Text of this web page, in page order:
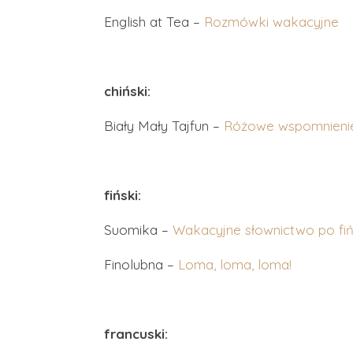
English at Tea – Rozmówki wakacyjne
chiński:
Biały Mały Tajfun – Różowe
fiński:
Suomika – Wakacyjne słownictwo po
Finolubna – Loma, loma, loma!
francuski: